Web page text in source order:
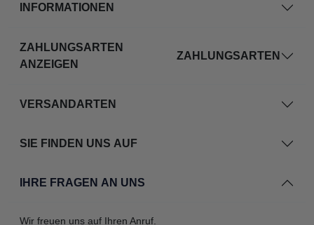
INFORMATIONEN
ZAHLUNGSARTEN
ANZEIGEN
ZAHLUNGSARTEN
VERSANDARTEN
SIE FINDEN UNS AUF
IHRE FRAGEN AN UNS
Wir freuen uns auf Ihren Anruf.